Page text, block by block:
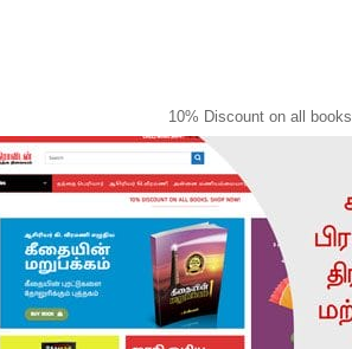
10% Discount on all books